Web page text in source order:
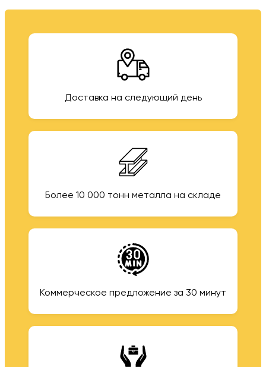
Доставка на следующий день
Более 10 000 тонн металла на складе
Коммерческое предложение за 30 минут